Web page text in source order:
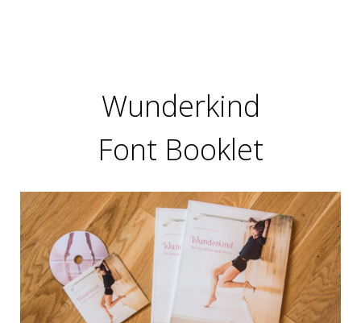
Wunderkind
Font Booklet